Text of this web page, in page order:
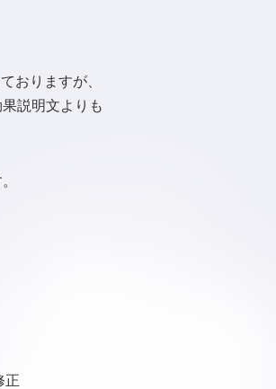
おりますが、
説明文よりも
正